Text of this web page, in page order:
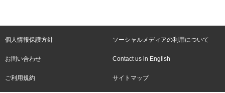
個人情報保護方針 ソーシャルメディアの利用について
お問い合わせ Contact us in English
ご利用規約 サイトマップ